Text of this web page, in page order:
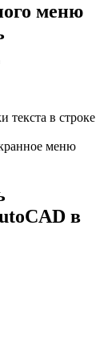
меню
в строке
меню
в